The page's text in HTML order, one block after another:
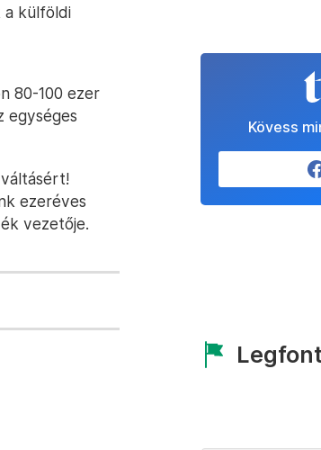
a külföldi
80-100 ezer
egységes
ezeréves
vezetője.
Kövess